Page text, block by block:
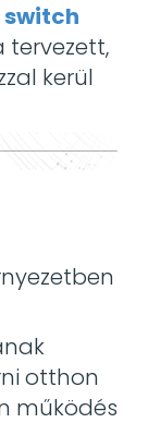
switch
tervezett,
kerül
otthon
működés